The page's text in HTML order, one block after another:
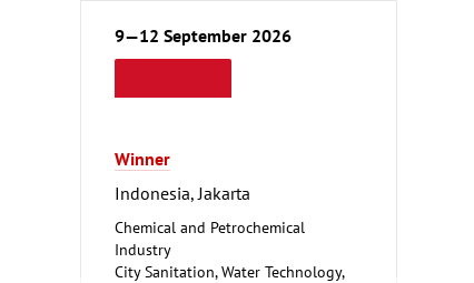
9—12 September 2026
Winner
Indonesia, Jakarta
Chemical and Petrochemical
Industry
City Sanitation, Water Technology,